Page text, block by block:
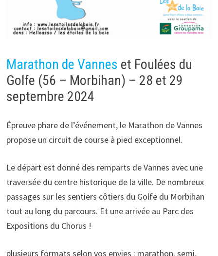
Marathon de Vannes et Foulées du
Golfe (56 – Morbihan) – 28 et 29
septembre 2024
Épreuve phare de l’événement, le Marathon de Vannes
propose un circuit de course à pied exceptionnel.
Le départ est donné des remparts de Vannes avec une
traversée du centre historique de la ville. De nombreux
passages sur les sentiers côtiers du Golfe du Morbihan
tout au long du parcours. Et une arrivée au Parc des
Expositions du Chorus !
plusieurs formats selon vos envies : marathon, semi,